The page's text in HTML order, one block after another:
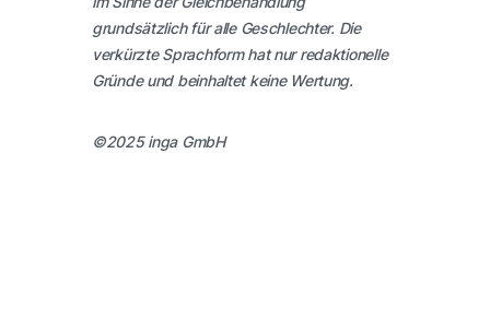
grundsätzlich für alle Geschlechter. Die
verkürzte Sprachform hat nur redaktionelle
Gründe und beinhaltet keine Wertung.
©2025 inga GmbH